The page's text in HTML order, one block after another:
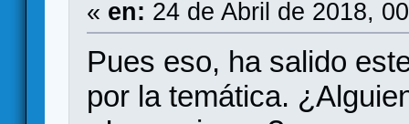
« en: 24 de Abril de 2018,
Pues eso, ha salido
por la temática.